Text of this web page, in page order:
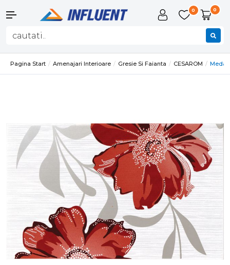
0 0
Pagina Start Amenajari Interioare Gresie Si Faianta CESAROM